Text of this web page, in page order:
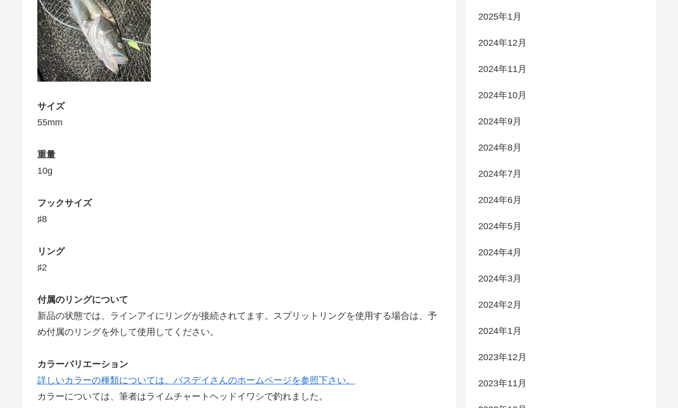
サイズ
55mm
重量
10g
フックサイズ
♯8
リング
♯2
付属のリングについて
新品の状態では、ラインアイにリングが接続されてます。スプリットリングを使用する場合は、予
め付属のリングを外して使用してください。
カラーバリエーション
詳しいカラーの種類については、バスデイさんのホームページを参照下さい。
カラーについては、筆者はライムチャートヘッドイワシで釣れました。
2025年1月
2024年12月
2024年11月
2024年10月
2024年9月
2024年8月
2024年7月
2024年6月
2024年5月
2024年4月
2024年3月
2024年2月
2024年1月
2023年12月
2023年11月